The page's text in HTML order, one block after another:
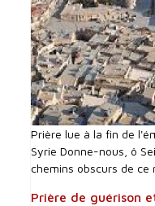
Prière lue à la fin de
Syrie Donne-nous, ô
chemins obscurs de ce
Prière de guérison